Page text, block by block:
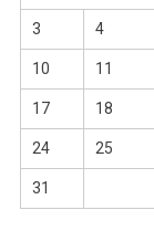
3 4
10 11
17 18
24 25
31